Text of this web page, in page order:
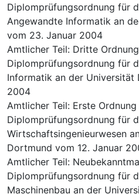
Diplomprüfungsordnung für
Angewandte Informatik an
vom 23. Januar 2004
Amtlicher Teil: Dritte
Diplomprüfungsordnung für
Informatik an der
2004
Amtlicher Teil: Erste
Diplomprüfungsordnung für
Wirtschaftsingenieurwesen
Dortmund vom 12. Januar
Amtlicher Teil:
Diplomprüfungsordnung für
Maschinenbau an der